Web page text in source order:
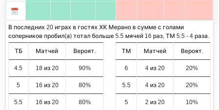
В последних 20 играх в гостях ХК Мерано в сумме с голами
соперников пробил(а) тотал больше 5.5 мячей 16 раз, ТМ 5.5 - 4 раза.
ТБ Матчей Вероят.
4.5 18 из 20 90%
5 16 из 20 80%
5.5 16 из 20 80%
ТМ Матчей Вероят.
6 4 из 20 20%
5.5 4 из 20 20%
5 2 из 20 10%